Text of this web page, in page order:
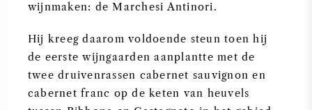
wijnmaken: de Marchesi Antinori.
Hij kreeg daarom voldoende steun toen hij
de eerste wijngaarden aanplantte met de
twee druivenrassen cabernet sauvignon en
cabernet franc op de keten van heuvels